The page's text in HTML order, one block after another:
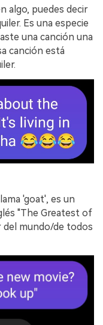
algo, puedes decir
Es una especie
una canción una
canción está
'goat', es un
"The Greatest of
del mundo/de todos